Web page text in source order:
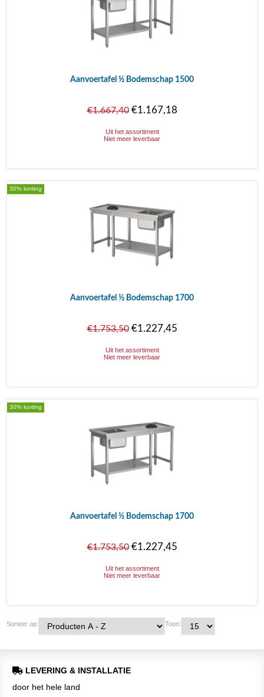
Aanvoertafel ½ Bodemschap 1500
€1.667,40€1.167,18
Uit het assortiment
Niet meer leverbaar
30% korting
Aanvoertafel ½ Bodemschap 1700
€1.753,50€1.227,45
Uit het assortiment
Niet meer leverbaar
30% korting
Aanvoertafel ½ Bodemschap 1700
€1.753,50€1.227,45
Uit het assortiment
Niet meer leverbaar
Sorteer op: Toon:
LEVERING & INSTALLATIE
door het hele land